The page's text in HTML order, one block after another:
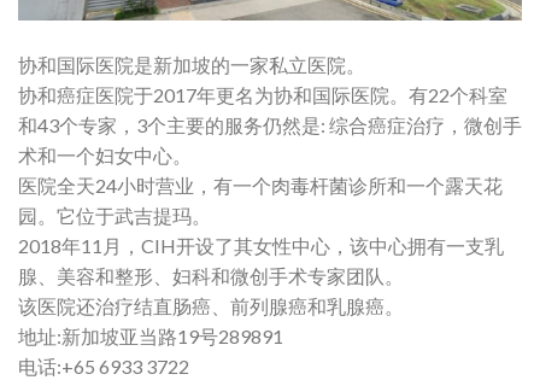
协和国际医院是新加坡的一家私立医院。
协和癌症医院于2017年更名为协和国际医院。有22个科室
和43个专家，3个主要的服务仍然是: 综合癌症治疗，微创手
术和一个妇女中心。
医院全天24小时营业，有一个肉毒杆菌诊所和一个露天花
园。它位于武吉提玛。
2018年11月，CIH开设了其女性中心，该中心拥有一支乳
腺、美容和整形、妇科和微创手术专家团队。
该医院还治疗结直肠癌、前列腺癌和乳腺癌。
地址:新加坡亚当路19号289891
电话:+65 6933 3722